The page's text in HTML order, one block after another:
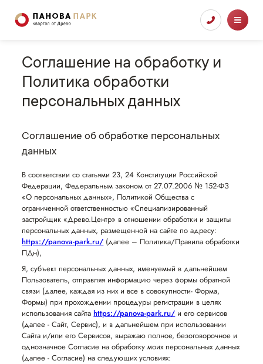
Соглашение на обработку и
Политика обработки
персональных данных
Соглашение об обработке персональных
данных
В соответствии со статьями 23, 24 Конституции Российской
Федерации, Федеральным законом от 27.07.2006 № 152-ФЗ
«О персональных данных», Политикой Общества с
ограниченной ответственностью «Специализированный
застройщик «Древо.Центр» в отношении обработки и защиты
персональных данных, размещенной на сайте по адресу:
https://panova-park.ru/ (далее – Политика/Правила обработки
ПДн),
Я, субъект персональных данных, именуемый в дальнейшем
Пользователь, отправляя информацию через формы обратной
связи (далее, каждая из них и все в совокупности- Форма,
Формы) при прохождении процедуры регистрации в целях
использования сайтаhttps://panova-park.ru/ и его сервисов
(далее - Сайт, Сервис), и в дальнейшем при использовании
Сайта и/или его Сервисов, выражаю полное, безоговорочное и
однозначное Согласие на обработку моих персональных данных
(далее - Согласие) на следующих условиях: